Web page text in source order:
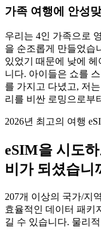
가족 여행에 안성
우리는 4인 가족으로
을 순조롭게 만들었습
있었기 때문에 낮에
니다. 아이들은 쇼를
를 가지고 다녔고, 저
리를 비싼 로밍으로부
2026년 최고의 여행
eSIM을 시도
비가 되셨습니
207개 이상의 국가/지
효율적인 데이터 패키
길 수 있습니다. 물리